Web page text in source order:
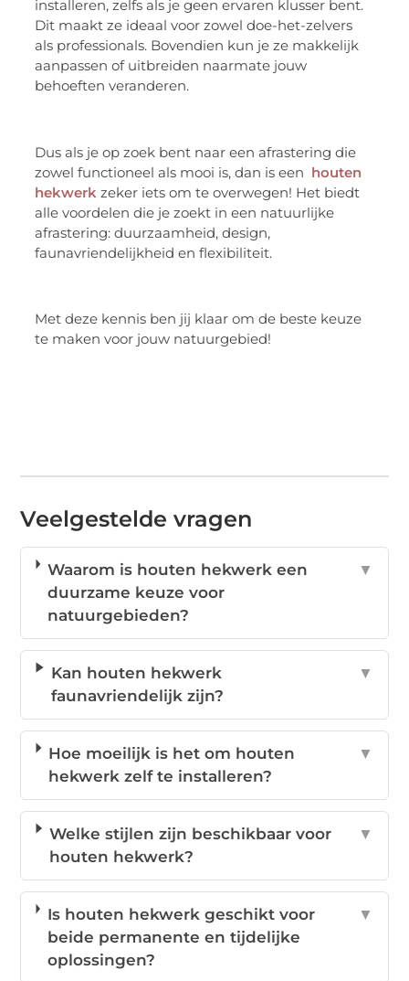
installeren, zelfs als je geen ervaren klusser bent.
Dit maakt ze ideaal voor zowel doe-het-zelvers
als professionals. Bovendien kun je ze makkelijk
aanpassen of uitbreiden naarmate jouw
behoeften veranderen.
Dus als je op zoek bent naar een afrastering die
zowel functioneel als mooi is, dan is een houten
hekwerk zeker iets om te overwegen! Het biedt
alle voordelen die je zoekt in een natuurlijke
afrastering: duurzaamheid, design,
faunavriendelijkheid en flexibiliteit.
Met deze kennis ben jij klaar om de beste keuze
te maken voor jouw natuurgebied!
Veelgestelde vragen
Waarom is houten hekwerk een
duurzame keuze voor
natuurgebieden?
▼
Kan houten hekwerk
faunavriendelijk zijn?
▼
Hoe moeilijk is het om houten
hekwerk zelf te installeren?
▼
Welke stijlen zijn beschikbaar voor
houten hekwerk?
▼
Is houten hekwerk geschikt voor
beide permanente en tijdelijke
oplossingen?
▼